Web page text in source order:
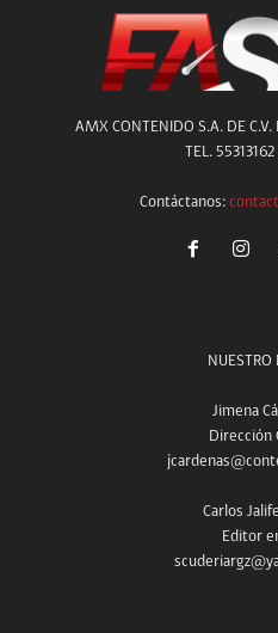
AMX CONTENIDO S.A. DE C.V.
TEL.
Contáctanos:
NUESTRO
Jimena
Dirección
Carlos
Editor